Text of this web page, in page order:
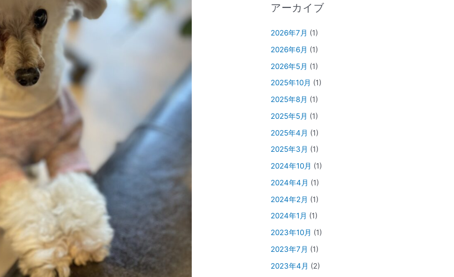
アーカイブ
2026年7月 (1)
2026年6月 (1)
2026年5月 (1)
2025年10月 (1)
2025年8月 (1)
2025年5月 (1)
2025年4月 (1)
2025年3月 (1)
2024年10月 (1)
2024年4月 (1)
2024年2月 (1)
2024年1月 (1)
2023年10月 (1)
2023年7月 (1)
2023年4月 (2)